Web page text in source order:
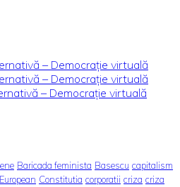
– Democraţie virtuală
– Democraţie virtuală
– Democraţie virtuală
Baricada feminista Basescu capitalism
Constitutia corporatii criza criza